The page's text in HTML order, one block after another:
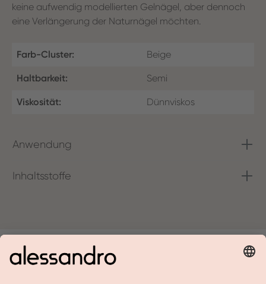
keine aufwendig modellierten Gelnägel, aber dennoch
eine Verlängerung der Naturnägel möchten.
Farb-Cluster: Beige
Haltbarkeit: Semi
Viskosität: Dünnviskos
Anwendung
Inhaltsstoffe